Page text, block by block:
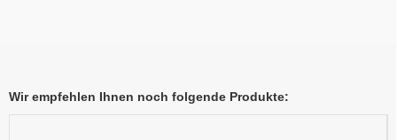
Wir empfehlen Ihnen noch folgende Produkte: